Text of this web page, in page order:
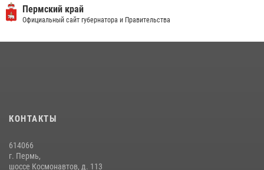
ветеринарно-санитарной службы с годовщиной образования
13 июля 2026, 10:43
17 июля 2026, 10:34
30 июля 2026, 05:19
Пермский край
Официальный сайт губернатора и Правительства
КОНТАКТЫ
614066
г. Пермь,
шоссе Космонавтов, д. 113